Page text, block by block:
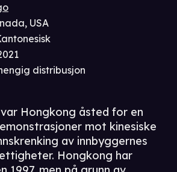
USA
distribusjon
Hongkong åsted for en
mot kinesiske
av innbyggernes
Hongkong har